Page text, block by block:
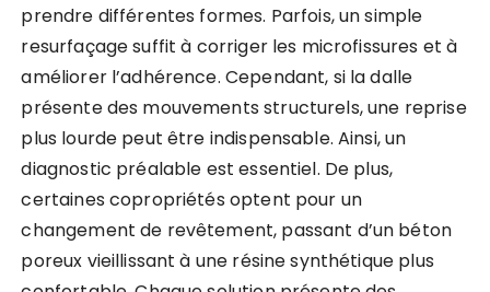
prendre différentes formes. Parfois, un simple
resurfaçage suffit à corriger les microfissures et à
améliorer l’adhérence. Cependant, si la dalle
présente des mouvements structurels, une reprise
plus lourde peut être indispensable. Ainsi, un
diagnostic préalable est essentiel. De plus,
certaines copropriétés optent pour un
changement de revêtement, passant d’un béton
poreux vieillissant à une résine synthétique plus